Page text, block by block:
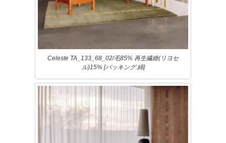
Celeste TA_133_68_02/毛85% 再生繊維(リヨセ
ル)15% [バッキング:綿]